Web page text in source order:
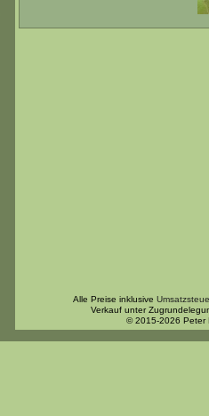
Alle Preise inklusive
Verkauf unter
© 2015-2026 Peter